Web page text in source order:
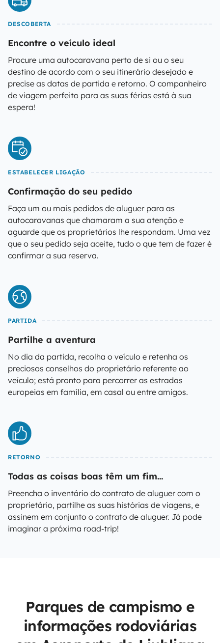
DESCOBERTA
Encontre o veículo ideal
Procure uma autocaravana perto de si ou o seu
destino de acordo com o seu itinerário desejado e
precise as datas de partida e retorno. O companheiro
de viagem perfeito para as suas férias está à sua
espera!
ESTABELECER LIGAÇÃO
Confirmação do seu pedido
Faça um ou mais pedidos de aluguer para as
autocaravanas que chamaram a sua atenção e
aguarde que os proprietários lhe respondam. Uma vez
que o seu pedido seja aceite, tudo o que tem de fazer é
confirmar a sua reserva.
PARTIDA
Partilhe a aventura
No dia da partida, recolha o veículo e retenha os
preciosos conselhos do proprietário referente ao
veículo; está pronto para percorrer as estradas
europeias em família, em casal ou entre amigos.
RETORNO
Todas as coisas boas têm um fim...
Preencha o inventário do contrato de aluguer com o
proprietário, partilhe as suas histórias de viagens, e
assinem em conjunto o contrato de aluguer. Já pode
imaginar a próxima road-trip!
Parques de campismo e
informações rodoviárias